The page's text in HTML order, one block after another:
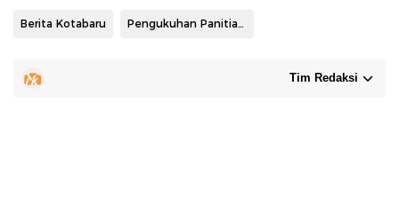
Berita Kotabaru Pengukuhan Panitia MTQN
Tim Redaksi